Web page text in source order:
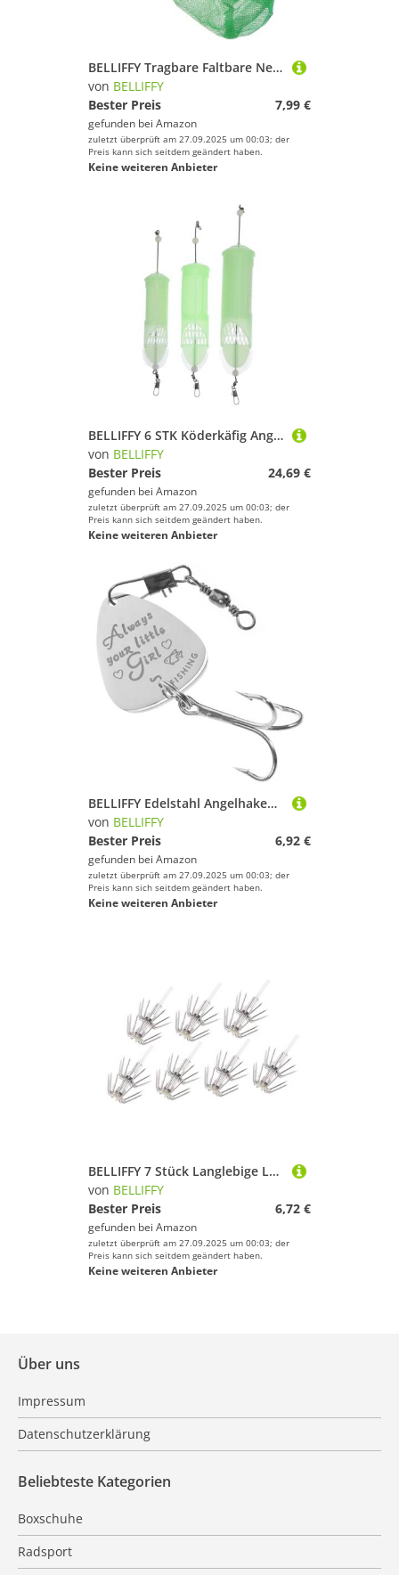
BELLIFFY Tragbare Faltbare Netztasche mit Kordelzug Nylon mesh Angel Krabbenfangnetz Vielseitige Outdoor angeltasche für Lebende Fische Köder und Ausrüstung
von BELLIFFY
Bester Preis
7,99 €
gefunden bei Amazon
zuletzt überprüft am 27.09.2025 um 00:03; der
Preis kann sich seitdem geändert haben.
Keine weiteren Anbieter
BELLIFFY 6 STK Köderkäfig Angelausrüstungsset Futterkorb Tackle-kit Angelwerkzeug Angelhalter Köder Ausrüstung Köder Ausrüstung Zum Karpfenangeln Köderhalter Käfig Für Angelzubehör Plastik
von BELLIFFY
Bester Preis
24,69 €
gefunden bei Amazon
zuletzt überprüft am 27.09.2025 um 00:03; der
Preis kann sich seitdem geändert haben.
Keine weiteren Anbieter
BELLIFFY Edelstahl Angelhaken mit Gravur Kleiner Praktischer Mehrzweck Haken für Outdoor Angeln Langlebig Schnell Sinkend als Rucksack anhänger und Angelzubehör für Süß und Brackwasser
von BELLIFFY
Bester Preis
6,92 €
gefunden bei Amazon
zuletzt überprüft am 27.09.2025 um 00:03; der
Preis kann sich seitdem geändert haben.
Keine weiteren Anbieter
BELLIFFY 7 Stück Langlebige Leuchtende Angelhaken aus Edelstahl mit Doppelhaken für Outdoor fischen und Tintenfischfang Fluoreszierende Köderhaken für Nachtangeln für Angler und
von BELLIFFY
Bester Preis
6,72 €
gefunden bei Amazon
zuletzt überprüft am 27.09.2025 um 00:03; der
Preis kann sich seitdem geändert haben.
Keine weiteren Anbieter
Über uns
Impressum
Datenschutzerklärung
Beliebteste Kategorien
Boxschuhe
Radsport